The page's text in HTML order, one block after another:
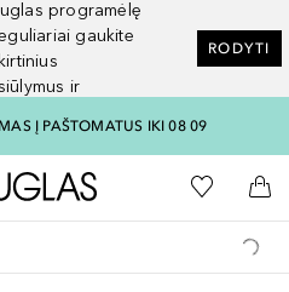
programėlę
gaukite
ir
RODYTI
Į PAŠTOMATUS IKI 08 09
Į Douglas pagrindinį
Į mano
Į